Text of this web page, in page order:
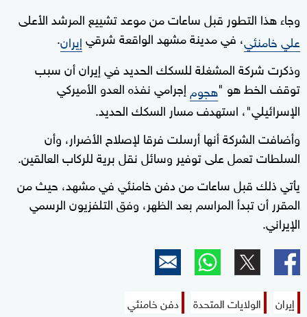
وجاء هذا التطور قبل ساعات من موعد تشييع المرشد الأعلى
علي خامنئي، في مدينة مشهد الواقعة شرقيإيران.
وذكرت شركة المشغلة للسكك الحديد في إيران أن سبب
توقف الخط هو "هجومإجرامي نفذه العدو الأميركي
الإسرائيلي"، استهدف مسار السكك الحديد.
وأضافت الشركة أنها أرسلت فرقا لإصلاح الأضرار، وأن
السلطات تعمل على توفير وسائل نقل برية للركاب العالقين.
يأتي ذلك قبل ساعات من دفن خامنئي في مشهد، حيث من
المقرر أن تبدأ المراسم بعد الظهر، وفق التلفزيون الرسمي
الإيراني.
إيران الولايات المتحدة دفن خامنئي